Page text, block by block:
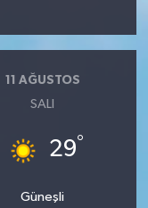
11 AĞUSTOS
SALI
29°
Güneşli